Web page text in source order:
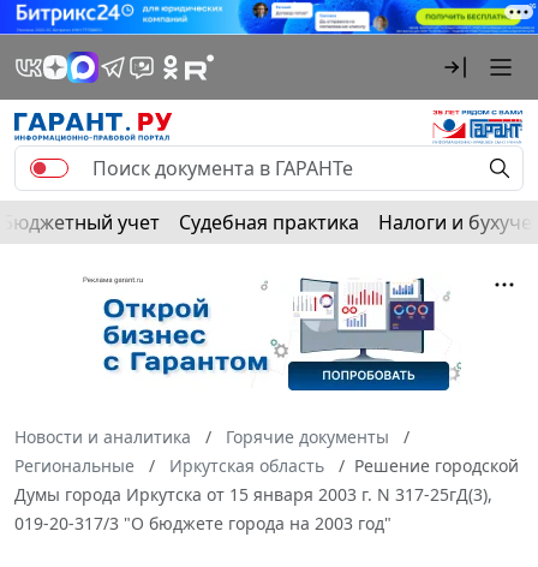
Бюджетный учет Судебная практика Налоги и
Новости и аналитика
Горячие документы
Региональные
Иркутская область
Решение городской
Думы города Иркутска от 15 января 2003 г. N 317-25гД(3),
019-20-317/3 "О бюджете города на 2003 год"